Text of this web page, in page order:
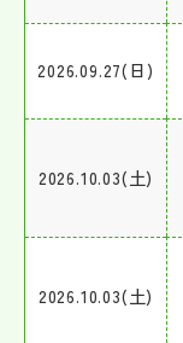
2026.09.27(日)
2026.10.03(土)
2026.10.03(土)